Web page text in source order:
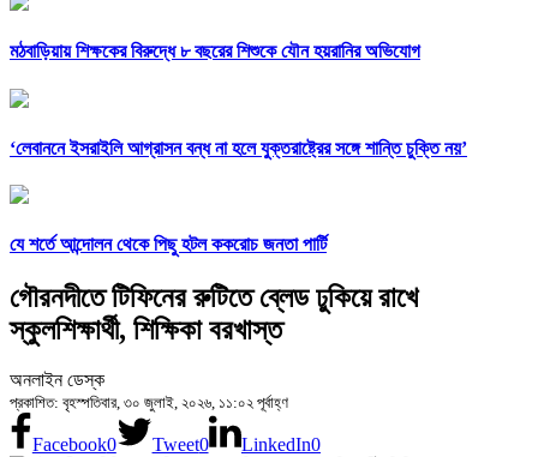
মঠবাড়িয়ায় শিক্ষকের বিরুদ্ধে ৮ বছরের শিশুকে যৌন হয়রানির অভিযোগ
‘লেবাননে ইসরাইলি আগ্রাসন বন্ধ না হলে যুক্তরাষ্ট্রের সঙ্গে শান্তি চুক্তি নয়’
যে শর্তে আন্দোলন থেকে পিছু হটল ককরোচ জনতা পার্টি
গৌরনদীতে টিফিনের রুটিতে ব্লেড ঢুকিয়ে রাখে
স্কুলশিক্ষার্থী, শিক্ষিকা বরখাস্ত
অনলাইন ডেস্ক
প্রকাশিত: বৃহস্পতিবার, ৩০ জুলাই, ২০২৬, ১১:০২ পূর্বাহ্ণ
Facebook0 Tweet0 LinkedIn0